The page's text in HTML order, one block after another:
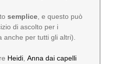
semplice , e questo può
di ascolto per i
anche per tutti gli altri).
Heidi ,Anna dai capelli